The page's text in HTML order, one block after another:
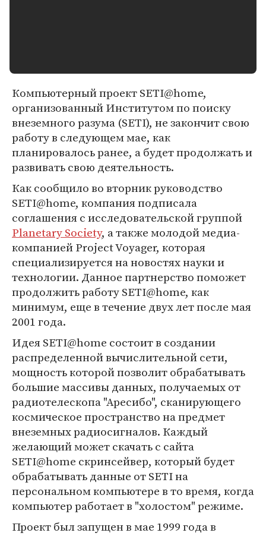
Компьютерный проект SETI@home,
организованный Институтом по поиску
внеземного разума (SETI), не закончит свою
работу в следующем мае, как
планировалось ранее, а будет продолжать и
развивать свою деятельность.
Как сообщило во вторник руководство
SETI@home, компания подписала
соглашения с исследовательской группой
Planetary Society, а также молодой медиа-
компанией Project Voyager, которая
специализируется на новостях науки и
технологии. Данное партнерство поможет
продолжить работу SETI@home, как
минимум, еще в течение двух лет после мая
2001 года.
Идея SETI@home состоит в создании
распределенной вычислительной сети,
мощность которой позволит обрабатывать
большие массивы данных, получаемых от
радиотелескопа "Аресибо", сканирующего
космическое пространство на предмет
внеземных радиосигналов. Каждый
желающий может скачать с сайта
SETI@home скринсейвер, который будет
обрабатывать данные от SETI на
персональном компьютере в то время, когда
компьютер работает в "холостом" режиме.
Проект был запущен в мае 1999 года в